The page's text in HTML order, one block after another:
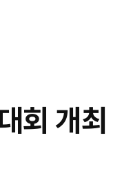
회 개최